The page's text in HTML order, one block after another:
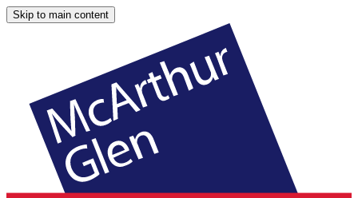
Skip to main content